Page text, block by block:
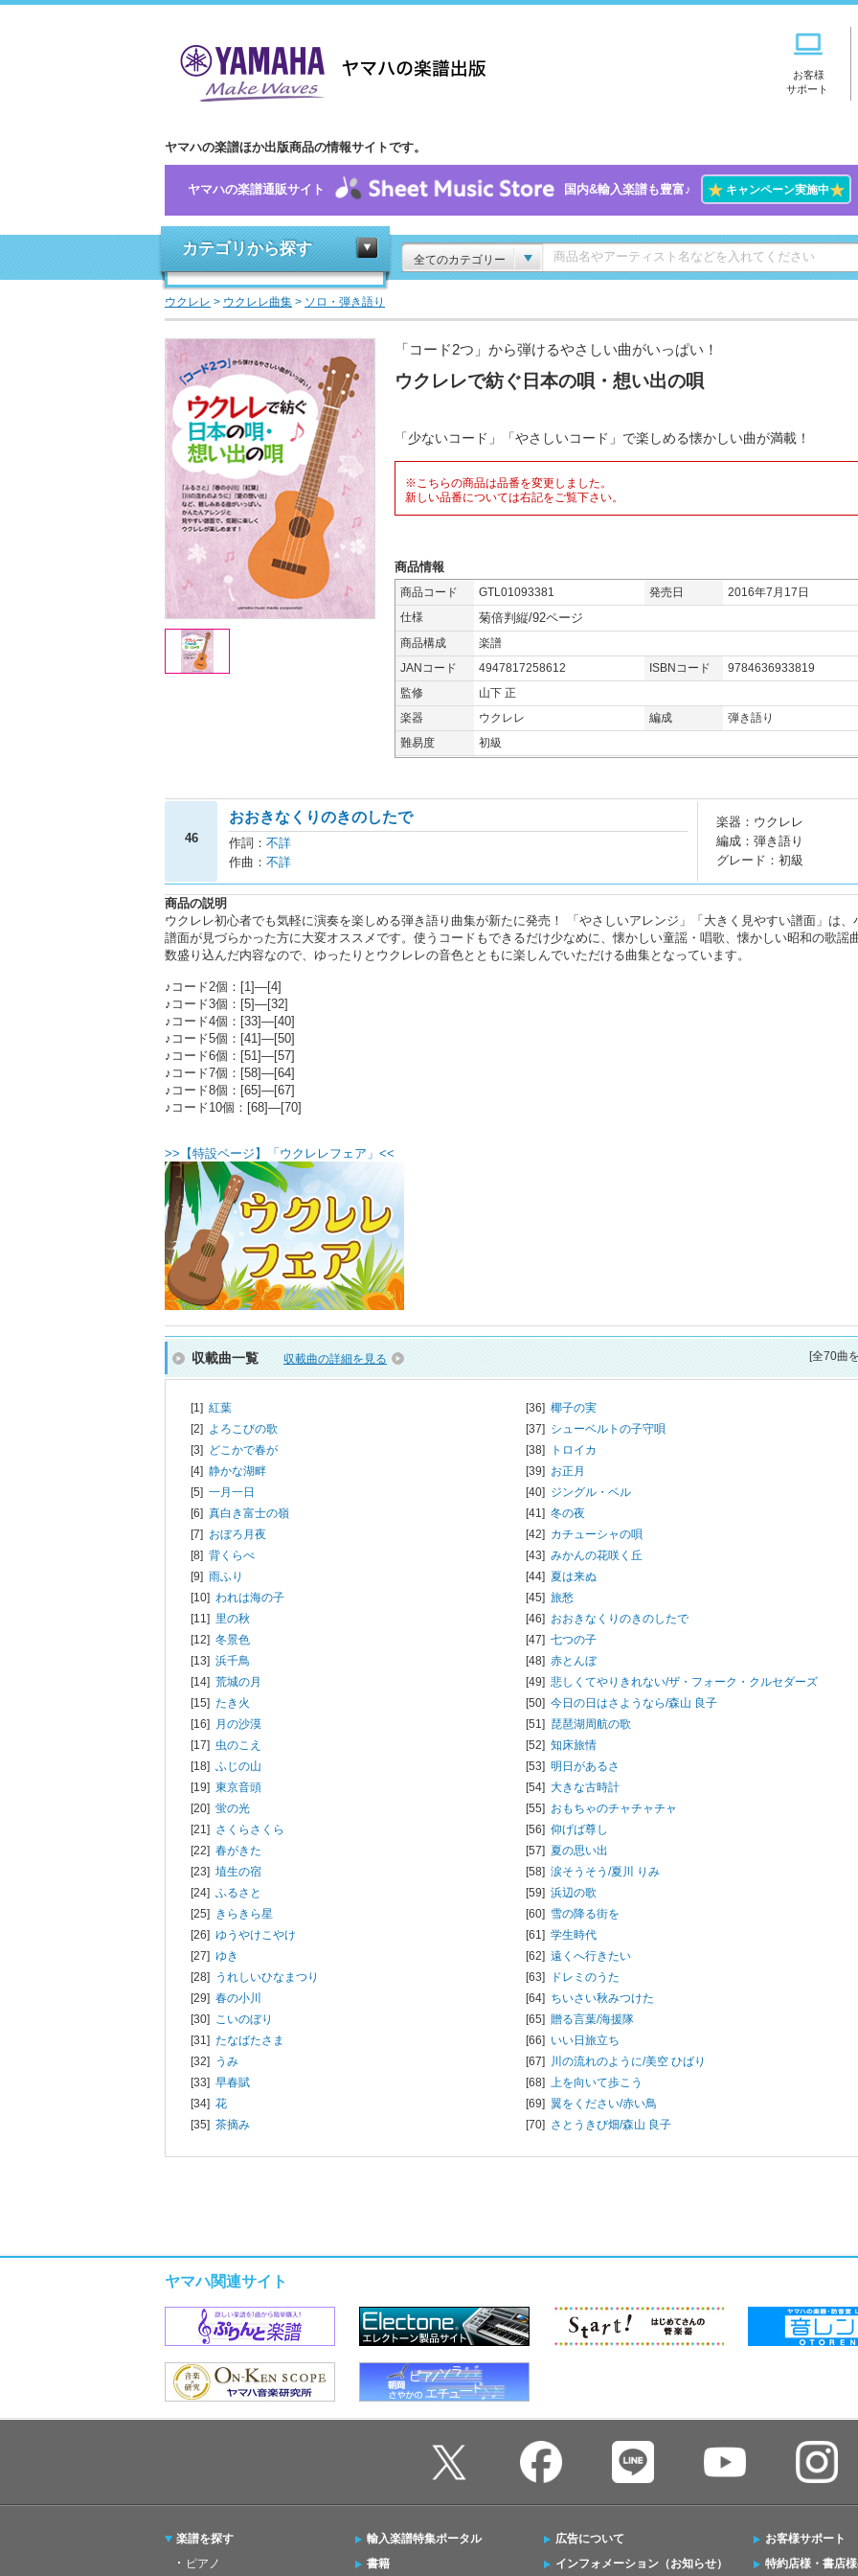
お客様
サポート
ヤマハの楽譜ほか出版商品の情報サイトです。
ヤマハの楽譜通販サイト 国内&輸入楽譜も豊富♪ ★キャンペーン実施中★
カテゴリから探す
全てのカテゴリー
ウクレレ > ウクレレ曲集 > ソロ・弾き語り
「コード2つ」から弾けるやさしい曲がいっぱい！
ウクレレで紡ぐ日本の唄・想い出の唄
「少ないコード」「やさしいコード」で楽しめる懐かしい曲が満載！
※こちらの商品は品番を変更しました。
新しい品番については右記をご覧下さい。
商品情報
商品コード GTL01093381 発売日
2016年7月17日
仕様
菊倍判縦/92ページ
商品構成
楽譜
JANコード
4947817258612 ISBNコード
9784636933819
監修
山下 正
楽器
ウクレレ 編成
弾き語り
難易度
初級
46
おおきなくりのきのしたで
作詞： 不詳
作曲： 不詳
楽器：ウクレレ
編成：弾き語り
グレード：初級
商品の説明
ウクレレ初心者でも気軽に演奏を楽しめる弾き語り曲集が新たに発売！ 「やさしいアレンジ」「大きく見やすい譜面」は、
譜面が見づらかった方に大変オススメです。使うコードもできるだけ少なめに、懐かしい童謡・唱歌、懐かしい昭和の歌謡
数盛り込んだ内容なので、ゆったりとウクレレの音色とともに楽しんでいただける曲集となっています。
♪コード2個：[1]―[4]
♪コード3個：[5]―[32]
♪コード4個：[33]―[40]
♪コード5個：[41]―[50]
♪コード6個：[51]―[57]
♪コード7個：[58]―[64]
♪コード8個：[65]―[67]
♪コード10個：[68]―[70]
>>【特設ページ】「ウクレレフェア」<<
収載曲一覧 収載曲の詳細を見る [全70曲
[1] 紅葉
[2] よろこびの歌
[3]
どこかで春が
[4] 静かな湖畔
[5] 一月一日
[6] 真白き富士の嶺
[7] おぼろ月夜
[8] 背くらべ
[9] 雨ふり
[10] われは海の子
[11] 里の秋
[12] 冬景色
[13] 浜千鳥
[14] 荒城の月
[15] たき火
[16]
月の沙漠
[17] 虫のこえ
[18] ふじの山
[19] 東京音頭
[20] 蛍の光
[21] さくらさくら
[22] 春がきた
[23] 埴生の宿
[24] ふるさと
[25] きらきら星
[26] ゆうやけこやけ
[27] ゆき
[28]
うれしいひなまつり
[29] 春の小川
[30] こいのぼり
[31] たなばたさま
[32]
うみ
[33] 早春賦
[34] 花
[35] 茶摘み
[36] 椰子の実
[37] シューベルトの子守唄
[38]
トロイカ
[39] お正月
[40] ジングル・ベル
[41] 冬の夜
[42] カチューシャの唄
[43] みかんの花咲く丘
[44] 夏は来ぬ
[45] 旅愁
[46] おおきなくりのきのしたで
[47] 七つの子
[48] 赤とんぼ
[49] 悲しくてやりきれない/ザ・フォーク・クルセダーズ
[50] 今日の日はさようなら/森山 良子
[51] 琵琶湖周航の歌
[52] 知床旅情
[53] 明日があるさ
[54] 大きな古時計
[55] おもちゃのチャチャチャ
[56] 仰げば尊し
[57] 夏の思い出
[58] 涙そうそう/夏川 りみ
[59] 浜辺の歌
[60] 雪の降る街を
[61] 学生時代
[62] 遠くへ行きたい
[63]
ドレミのうた
[64] ちいさい秋みつけた
[65] 贈る言葉/海援隊
[66] いい日旅立ち
[67]
川の流れのように/美空 ひばり
[68] 上を向いて歩こう
[69] 翼をください/赤い鳥
[70] さとうきび畑/森山 良子
ヤマハ関連サイト
楽譜を探す
ピアノ
輸入楽譜特集ポータル
書籍
広告について
インフォメーション（お知らせ）
お客様サポート
特約店様・書店